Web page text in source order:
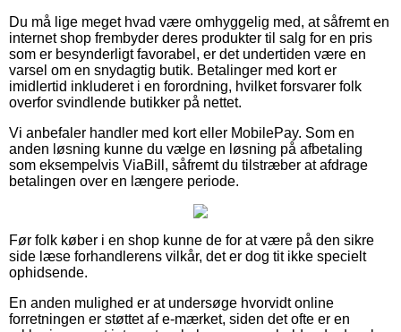
Du må lige meget hvad være omhyggelig med, at såfremt en
internet shop frembyder deres produkter til salg for en pris
som er besynderligt favorabel, er det undertiden være en
varsel om en snydagtig butik. Betalinger med kort er
imidlertid inkluderet i en forordning, hvilket forsvarer folk
overfor svindlende butikker på nettet.
Vi anbefaler handler med kort eller MobilePay. Som en
anden løsning kunne du vælge en løsning på afbetaling
som eksempelvis ViaBill, såfremt du tilstræber at afdrage
betalingen over en længere periode.
Før folk køber i en shop kunne de for at være på den sikre
side læse forhandlerens vilkår, det er dog tit ikke specielt
ophidsende.
En anden mulighed er at undersøge hvorvidt online
forretningen er støttet af e-mærket, siden det ofte er en